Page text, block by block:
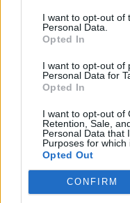
I want to opt-out of
Personal Data.
Opted In
I want to opt-out of
Personal Data for
Opted In
I want to opt-out of
Retention, Sale,
Personal Data that
Purposes for which
Opted Out
CONFIRM
Politiets